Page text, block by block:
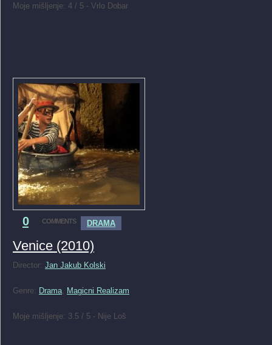
Moje mišljenje: 4 / 5 - Vrlo Dobar
0 COMMENTS DRAMA
Venice (2010)
Director: Jan Jakub Kolski
Genre: Drama Magicni Realizam
Moje mišljenje: 3.5 / 5 - Nije Loš